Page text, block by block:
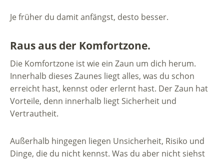
Je früher du damit anfängst, desto besser.
Raus aus der Komfortzone.
Die Komfortzone ist wie ein Zaun um dich herum.
Innerhalb dieses Zaunes liegt alles, was du schon
erreicht hast, kennst oder erlernt hast. Der Zaun hat
Vorteile, denn innerhalb liegt Sicherheit und
Vertrautheit.
Außerhalb hingegen liegen Unsicherheit, Risiko und
Dinge, die du nicht kennst. Was du aber nicht siehst